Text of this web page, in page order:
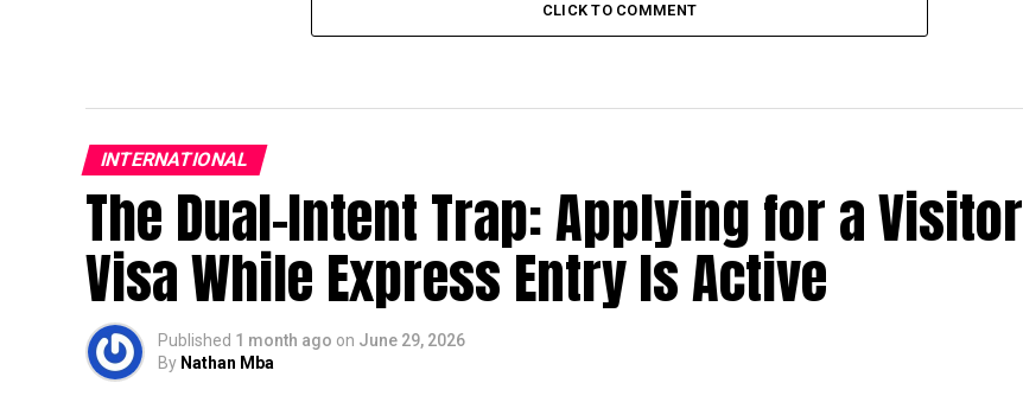
CLICK TO COMMENT
INTERNATIONAL
The Dual-Intent Trap: Applying for a Visitor
Visa While Express Entry Is Active
Published 1 month ago on June 29, 2026
By Nathan Mba